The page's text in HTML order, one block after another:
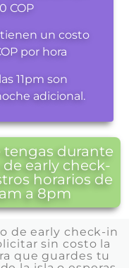
COP
tienen un costo
por hora
11pm son
adicional.
durante
early check-
horarios de
a 8pm
de early check-in
sin costo la
que guardes tu